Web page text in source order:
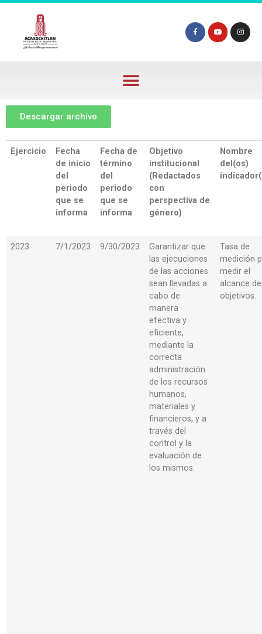
Descargar archivo
Ejercicio
Fecha
de inicio
del
periodo
que se
informa
Fecha de
término
del
periodo
que se
informa
Objetivo
institucional
(Redactados
con
perspectiva de
género)
Nombre
del(os)
2023 7/1/2023 9/30/2023
Garantizar que
las ejecuciones
de las acciones
sean llevadas a
cabo de
manera
efectiva y
eficiente,
mediante la
correcta
administración
de los recursos
humanos,
materiales y
financieros, y a
través del
control y la
evaluación de
los mismos.
Tasa de
medición
medir el
alcance de
objetivos.